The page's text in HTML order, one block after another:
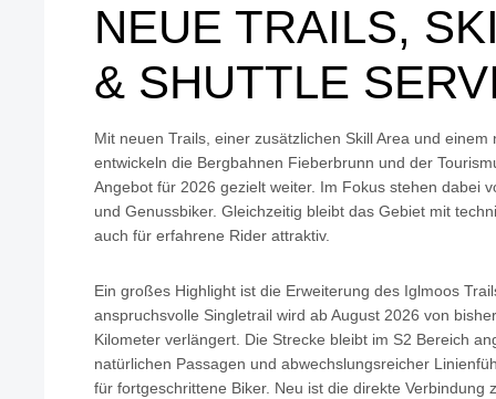
NEUE TRAILS,
& SHUTTLE
Mit neuen Trails, einer zusätzlichen Skill Area und
entwickeln die Bergbahnen Fieberbrunn und der
Angebot für 2026 gezielt weiter. Im Fokus stehen dabei
und Genussbiker. Gleichzeitig bleibt das Gebiet mit
auch für erfahrene Rider attraktiv.
Ein großes Highlight ist die Erweiterung des Iglmoos
anspruchsvolle Singletrail wird ab August 2026 von
Kilometer verlängert. Die Strecke bleibt im S2 Bereich
natürlichen Passagen und abwechslungsreicher
für fortgeschrittene Biker. Neu ist die direkte Verbindung